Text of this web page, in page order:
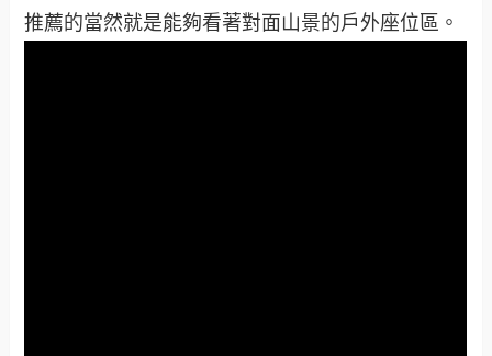
推薦的當然就是能夠看著對面山景的戶外座位區。